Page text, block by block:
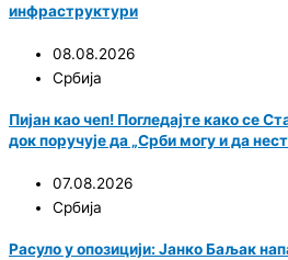
инфраструктури
08.08.2026
Србија
Пијан као чеп! Погледајте како се
док поручује да „Срби могу и да
07.08.2026
Србија
Расуло у опозицији: Јанко Баљак